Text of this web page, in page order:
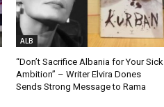
ALB
“Don’t Sacrifice Albania for Your Sick
Ambition” – Writer Elvira Dones
Sends Strong Message to Rama